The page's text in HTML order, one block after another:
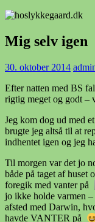
Mig selv igen
30. oktober 2014
Efter natten med BS
rigtig meget og godt –
Jeg kom dog ud med
brugte jeg altså til at
indhentet igen og jeg
Til morgen var det jo
både på taget af
foregik med vanter på
jo ikke holde varmen
afsted med Darwin,
havde VANTER på